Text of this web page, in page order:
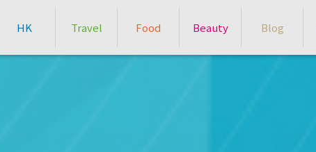
HK Travel Food Beauty Blog